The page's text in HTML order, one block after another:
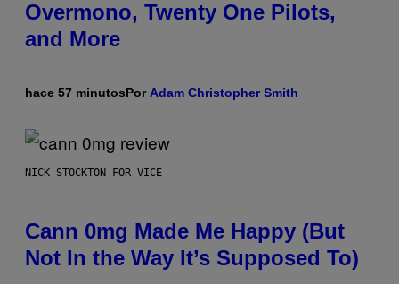
Overmono, Twenty One Pilots,
and More
hace 57 minutosPor Adam Christopher Smith
NICK STOCKTON FOR VICE
Cann 0mg Made Me Happy (But
Not In the Way It’s Supposed To)